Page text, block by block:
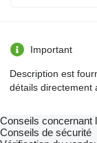
Important
Description est
détails directement
Conseils concernant
Conseils de sécurité